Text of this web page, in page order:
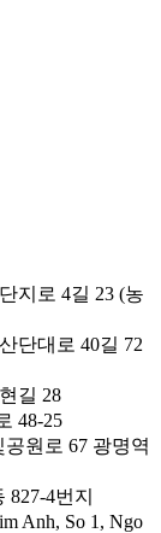
지로 4길 23 (농
단대로 40길 72
길 28
48-25
원로 67 광명역
4번지
Anh, So 1, Ngo